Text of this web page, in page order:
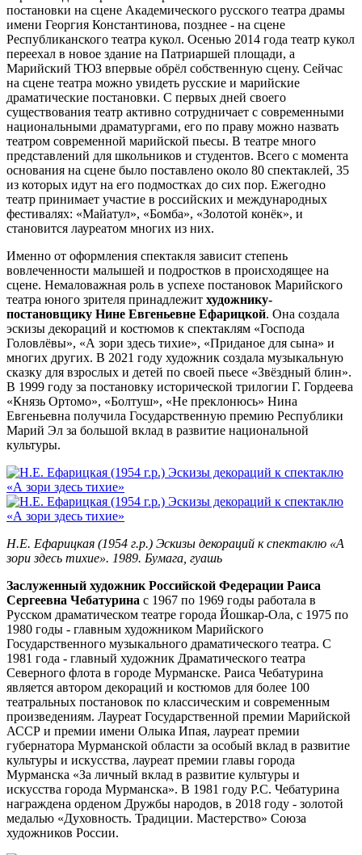
постановки на сцене Академического русского театра драмы
имени Георгия Константинова, позднее - на сцене
Республиканского театра кукол. Осенью 2014 года театр кукол
переехал в новое здание на Патриаршей площади, а
Марийский ТЮЗ впервые обрёл собственную сцену. Сейчас
на сцене театра можно увидеть русские и марийские
драматические постановки. С первых дней своего
существования театр активно сотрудничает с современными
национальными драматургами, его по праву можно назвать
театром современной марийской пьесы. В театре много
представлений для школьников и студентов. Всего с момента
основания на сцене было поставлено около 80 спектаклей, 35
из которых идут на его подмостках до сих пор. Ежегодно
театр принимает участие в российских и международных
фестивалях: «Майатул», «Бомба», «Золотой конёк», и
становится лауреатом многих из них.
Именно от оформления спектакля зависит степень
вовлеченности малышей и подростков в происходящее на
сцене. Немаловажная роль в успехе постановок Марийского
театра юного зрителя принадлежит художнику-
постановщику Нине Евгеньевне Ефарицкой. Она создала
эскизы декораций и костюмов к спектаклям «Господа
Головлёвы», «А зори здесь тихие», «Приданое для сына» и
многих других. В 2021 году художник создала музыкальную
сказку для взрослых и детей по своей пьесе «Звёздный блин».
В 1999 году за постановку исторической трилогии Г. Гордеева
«Князь Ортомо», «Болтуш», «Не преклонюсь» Нина
Евгеньевна получила Государственную премию Республики
Марий Эл за большой вклад в развитие национальной
культуры.
Н.Е. Ефарицкая (1954 г.р.) Эскизы декораций к спектаклю «А
зори здесь тихие». 1989. Бумага, гуашь
Заслуженный художник Российской Федерации Раиса
Сергеевна Чебатурина с 1967 по 1969 годы работала в
Русском драматическом театре города Йошкар‑Ола, с 1975 по
1980 годы - главным художником Марийского
Государственного музыкального драматического театра. С
1981 года - главный художник Драматического театра
Северного флота в городе Мурманске. Раиса Чебатурина
является автором декораций и костюмов для более 100
театральных постановок по классическим и современным
произведениям. Лауреат Государственной премии Марийской
АССР и премии имени Олыка Ипая, лауреат премии
губернатора Мурманской области за особый вклад в развитие
культуры и искусства, лауреат премии главы города
Мурманска «За личный вклад в развитие культуры и
искусства города Мурманска». В 1981 году Р.С. Чебатурина
награждена орденом Дружбы народов, в 2018 году - золотой
медалью «Духовность. Традиции. Мастерство» Союза
художников России.